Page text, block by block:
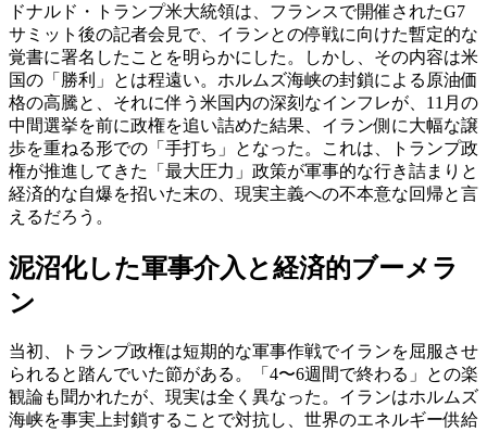
ドナルド・トランプ米大統領は、フランスで開催されたG7
サミット後の記者会見で、イランとの停戦に向けた暫定的な
覚書に署名したことを明らかにした。しかし、その内容は米
国の「勝利」とは程遠い。ホルムズ海峡の封鎖による原油価
格の高騰と、それに伴う米国内の深刻なインフレが、11月の
中間選挙を前に政権を追い詰めた結果、イラン側に大幅な譲
歩を重ねる形での「手打ち」となった。これは、トランプ政
権が推進してきた「最大圧力」政策が軍事的な行き詰まりと
経済的な自爆を招いた末の、現実主義への不本意な回帰と言
えるだろう。
泥沼化した軍事介入と経済的ブーメラ
ン
当初、トランプ政権は短期的な軍事作戦でイランを屈服させ
られると踏んでいた節がある。「4〜6週間で終わる」との楽
観論も聞かれたが、現実は全く異なった。イランはホルムズ
海峡を事実上封鎖することで対抗し、世界のエネルギー供給